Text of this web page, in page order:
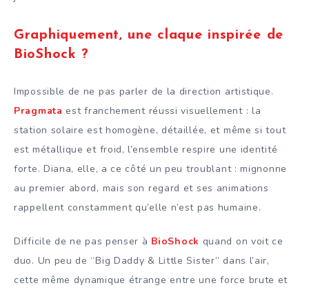
Graphiquement, une claque inspirée de
BioShock ?
Impossible de ne pas parler de la direction artistique.
Pragmata est franchement réussi visuellement : la
station solaire est homogène, détaillée, et même si tout
est métallique et froid, l’ensemble respire une identité
forte. Diana, elle, a ce côté un peu troublant : mignonne
au premier abord, mais son regard et ses animations
rappellent constamment qu’elle n’est pas humaine.
Difficile de ne pas penser à BioShock quand on voit ce
duo. Un peu de “Big Daddy & Little Sister” dans l’air,
cette même dynamique étrange entre une force brute et